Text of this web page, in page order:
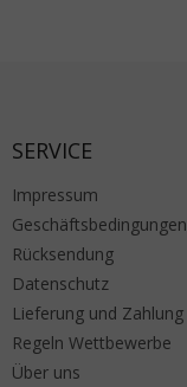
SERVICE
Impressum
Geschäftsbedingungen
Rücksendung
Datenschutz
Lieferung und Zahlung
Regeln Wettbewerbe
Über uns